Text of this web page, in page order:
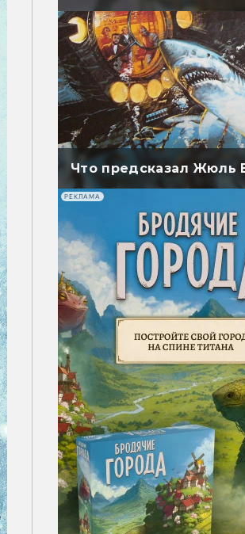
Что предсказал Жюль
РЕКЛАМА